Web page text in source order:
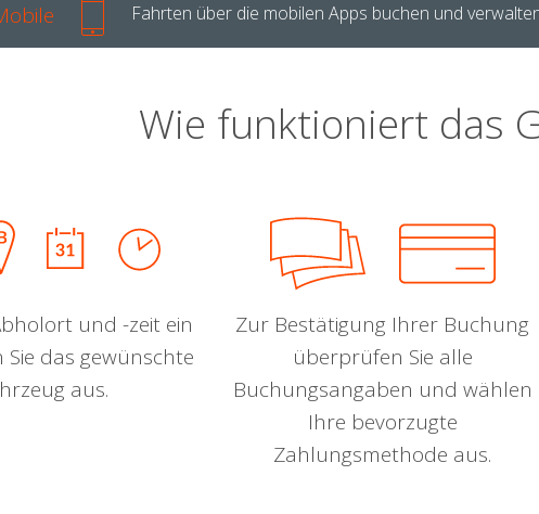
Fahrten über die mobilen Apps buchen und
Wie funktioniert das
und -zeit ein
das gewünschte
aus.
Zur Bestätigung Ihrer Buchung
überprüfen Sie alle
Buchungsangaben und wählen
Ihre bevorzugte
Zahlungsmethode aus.